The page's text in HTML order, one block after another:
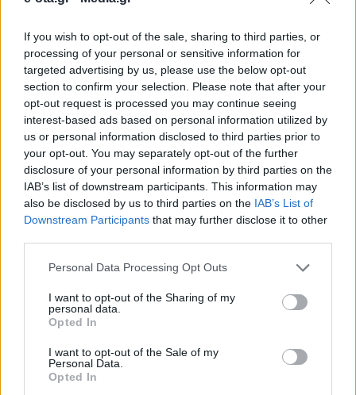
If you wish to opt-out of the sale, sharing to third parties, or
processing of your personal or sensitive information for
targeted advertising by us, please use the below opt-out
section to confirm your selection. Please note that after your
opt-out request is processed you may continue seeing
interest-based ads based on personal information utilized by
us or personal information disclosed to third parties prior to
your opt-out. You may separately opt-out of the further
disclosure of your personal information by third parties on the
IAB’s list of downstream participants. This information may
also be disclosed by us to third parties on the IAB’s List of
Downstream Participants that may further disclose it to other
Personal Data Processing Opt Outs
I want to opt-out of the Sharing of my
personal data.
Opted In
I want to opt-out of the Sale of my
Personal Data.
Opted In
Η 27η Μαϊου δεν είναι μια τυχαία μέρα. Είναι η
επομένη των Ευρωεκλογών, χρονικό ορόσημο, τόσο
σε ευρωπαϊκό όσο σε εθνικό επίπεδο. Είναι βέβαιο
ότι η αναμέτρηση για το Ευρωπαϊκό Κοινοβούλιο θα
φέρει αέρα νίκης για τη Νέα Δημοκρατία, θα γίνει
αφετηρία εξελίξεων και για τις εθνικές κάλπες.
Ήλθε η στιγμή της κυριαρχίας μας πάνω […]
22.05.2019 - 16.46
ΡΟΗ ΕΙΔΗΣΕΩΝ
ΕΠΙΚΑΙΡΟΤΗΤΑ